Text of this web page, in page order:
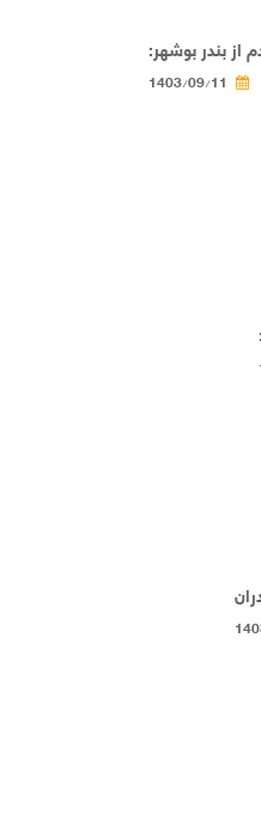
بندر بوشهر:
1403/09/11